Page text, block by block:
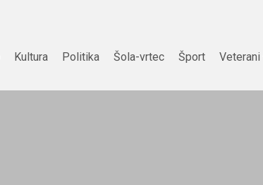
Kultura Politika Šola-vrtec Šport